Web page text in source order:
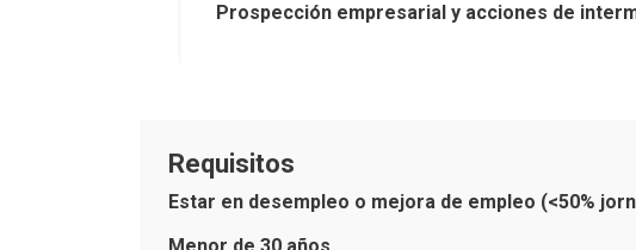
Prospección empresarial y acciones de
Requisitos
Estar en desempleo o mejora de empleo (<50%